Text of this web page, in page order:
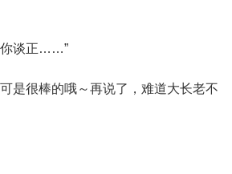
谈正……”
很棒的哦～再说了，难道大长老不